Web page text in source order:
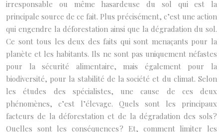
irresponsable ou même hasardeuse du sol qui est la
principale source de ce fait. Plus précisément, c’est une action
qui engendre la déforestation ainsi que la dégradation du sol.
Ce sont tous les deux des faits qui sont menaçants pour la
planète et les habitants. Ils ne sont pas uniquement néfastes
pour la sécurité alimentaire, mais également pour la
biodiversité, pour la stabilité de la société et du climat. Selon
les études des spécialistes, une cause de ces deux
phénomènes, c’est l’élevage. Quels sont les principaux
facteurs de la déforestation et de la dégradation des sols ?
Quelles sont les conséquences ? Et, comment limiter les